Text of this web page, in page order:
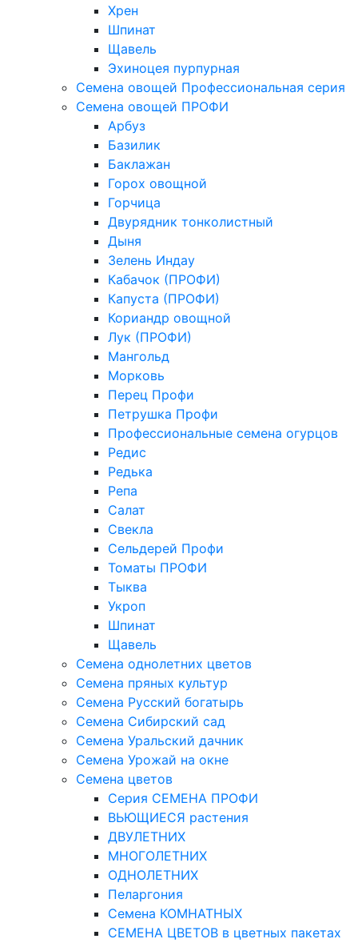
Хрен
Шпинат
Щавель
Эхиноцея пурпурная
Семена овощей Профессиональная серия
Семена овощей ПРОФИ
Арбуз
Базилик
Баклажан
Горох овощной
Горчица
Двурядник тонколистный
Дыня
Зелень Индау
Кабачок (ПРОФИ)
Капуста (ПРОФИ)
Кориандр овощной
Лук (ПРОФИ)
Мангольд
Морковь
Перец Профи
Петрушка Профи
Профессиональные семена огурцов
Редис
Редька
Репа
Салат
Свекла
Сельдерей Профи
Томаты ПРОФИ
Тыква
Укроп
Шпинат
Щавель
Семена однолетних цветов
Семена пряных культур
Семена Русский богатырь
Семена Сибирский сад
Семена Уральский дачник
Семена Урожай на окне
Семена цветов
Cерия CЕМЕНА ПРОФИ
ВЬЮЩИЕСЯ растения
ДВУЛЕТНИХ
МНОГОЛЕТНИХ
ОДНОЛЕТНИХ
Пеларгония
Семена КОМНАТНЫХ
СЕМЕНА ЦВЕТОВ в цветных пакетах